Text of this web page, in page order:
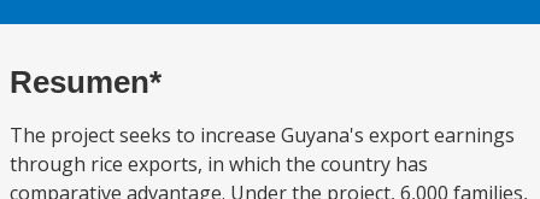
Resumen*
The project seeks to increase Guyana's export earnings
through rice exports, in which the country has
comparative advantage. Under the project, 6,000 families,